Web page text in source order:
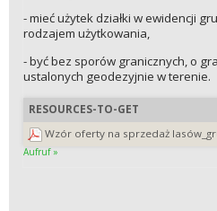
- mieć użytek działki w ewidencji
rodzajem użytkowania,
- być bez sporów granicznych, o
ustalonych geodezyjnie w terenie.
RESOURCES-TO-GET
Wzór oferty na sprzedaż
Aufruf »